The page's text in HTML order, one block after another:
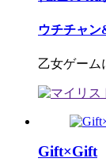
ウチチャ
乙女ゲーム
Gift×Gift